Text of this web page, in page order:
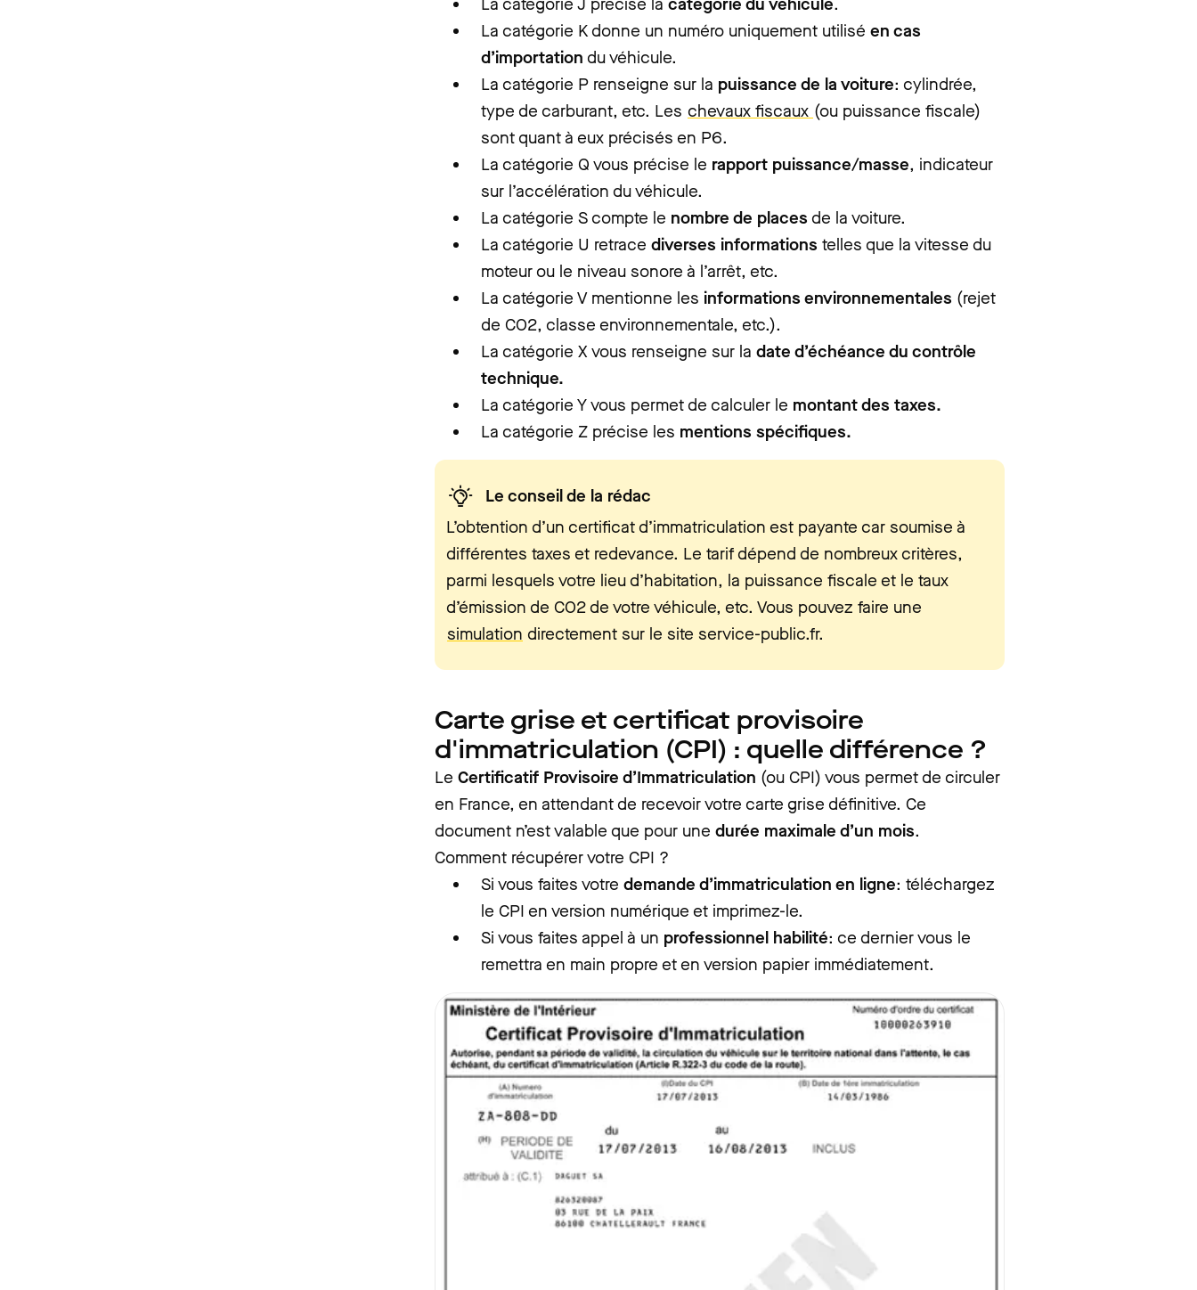
La catégorie K donne un numéro uniquement utilisé en cas
d’importation du véhicule.
La catégorie P renseigne sur la puissance de la voiture: cylindrée,
type de carburant, etc. Les chevaux fiscaux (ou puissance fiscale)
sont quant à eux précisés en P6.
La catégorie Q vous précise le rapport puissance/masse, indicateur
sur l’accélération du véhicule.
La catégorie S compte le nombre de places de la voiture.
La catégorie U retrace diverses informations telles que la vitesse du
moteur ou le niveau sonore à l’arrêt, etc.
La catégorie V mentionne les informations environnementales (rejet
de CO2, classe environnementale, etc.).
La catégorie X vous renseigne sur la date d’échéance du contrôle
technique.
La catégorie Y vous permet de calculer le montant des taxes.
La catégorie Z précise les mentions spécifiques.
Le conseil de la rédac
L’obtention d’un certificat d’immatriculation est payante car soumise à
différentes taxes et redevance. Le tarif dépend de nombreux critères,
parmi lesquels votre lieu d’habitation, la puissance fiscale et le taux
d’émission de CO2 de votre véhicule, etc. Vous pouvez faire une
simulation directement sur le site service-public.fr.
Carte grise et certificat provisoire
d'immatriculation (CPI) : quelle différence ?
Le Certificatif Provisoire d’Immatriculation (ou CPI) vous permet de circuler
en France, en attendant de recevoir votre carte grise définitive. Ce
document n’est valable que pour une durée maximale d’un mois.
Comment récupérer votre CPI ?
Si vous faites votre demande d’immatriculation en ligne: téléchargez
le CPI en version numérique et imprimez-le.
Si vous faites appel à un professionnel habilité: ce dernier vous le
remettra en main propre et en version papier immédiatement.